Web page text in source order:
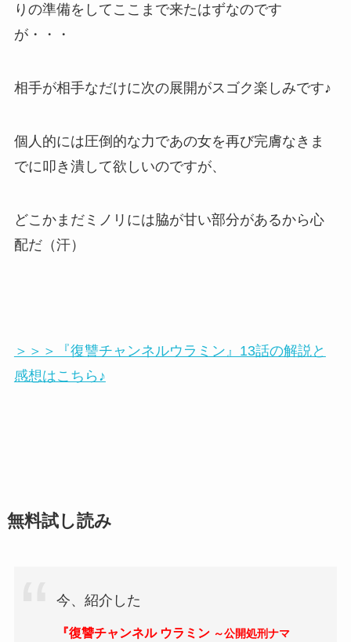
りの準備をしてここまで来たはずなのです
が・・・
相手が相手なだけに次の展開がスゴク楽しみです♪
個人的には圧倒的な力であの女を再び完膚なきま
でに叩き潰して欲しいのですが、
どこかまだミノリには脇が甘い部分があるから心
配だ（汗）
＞＞＞『復讐チャンネルウラミン』13話の解説と
感想はこちら♪
無料試し読み
今、紹介した
『復讐チャンネル ウラミン ～公開処刑ナマ